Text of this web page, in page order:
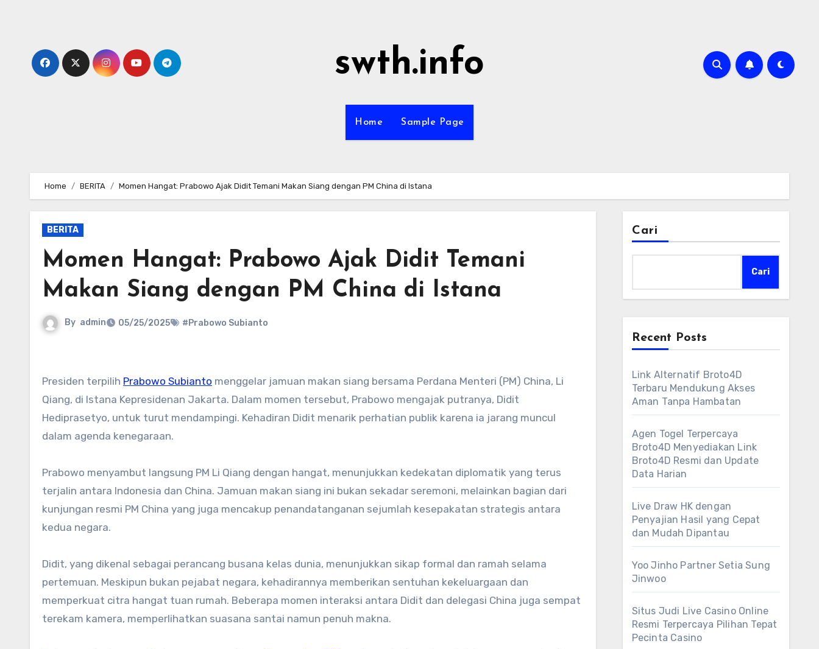
swth.info
Home Sample Page
Home BERITA Momen Hangat: Prabowo Ajak Didit Temani Makan Siang dengan PM China di Istana
BERITA
Momen Hangat: Prabowo Ajak Didit Temani
Makan Siang dengan PM China di Istana
By admin 05/25/2025 #Prabowo Subianto
Presiden terpilih Prabowo Subianto menggelar jamuan makan siang bersama Perdana Menteri (PM) China, Li
Qiang, di Istana Kepresidenan Jakarta. Dalam momen tersebut, Prabowo mengajak putranya, Didit
Hediprasetyo, untuk turut mendampingi. Kehadiran Didit menarik perhatian publik karena ia jarang muncul
dalam agenda kenegaraan.
Prabowo menyambut langsung PM Li Qiang dengan hangat, menunjukkan kedekatan diplomatik yang terus
terjalin antara Indonesia dan China. Jamuan makan siang ini bukan sekadar seremoni, melainkan bagian dari
kunjungan resmi PM China yang juga mencakup penandatanganan sejumlah kesepakatan strategis antara
kedua negara.
Didit, yang dikenal sebagai perancang busana kelas dunia, menunjukkan sikap formal dan ramah selama
pertemuan. Meskipun bukan pejabat negara, kehadirannya memberikan sentuhan kekeluargaan dan
memperkuat citra hangat tuan rumah. Beberapa momen interaksi antara Didit dan delegasi China juga sempat
terekam kamera, memperlihatkan suasana santai namun penuh makna.
Cari
Cari
Recent Posts
Link Alternatif Broto4D
Terbaru Mendukung Akses
Aman Tanpa Hambatan
Agen Togel Terpercaya
Broto4D Menyediakan Link
Broto4D Resmi dan Update
Data Harian
Live Draw HK dengan
Penyajian Hasil yang Cepat
dan Mudah Dipantau
Yoo Jinho Partner Setia Sung
Jinwoo
Situs Judi Live Casino Online
Resmi Terpercaya Pilihan Tepat
Pecinta Casino